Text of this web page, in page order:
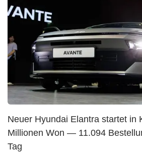
Neuer Hyundai Elantra startet in
Millionen Won — 11.094
Tag